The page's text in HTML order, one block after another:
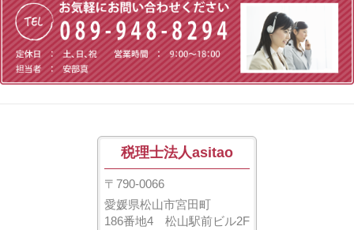
税理士法人asitao
〒790-0066
愛媛県松山市宮田町
186番地4 松山駅前ビル2F